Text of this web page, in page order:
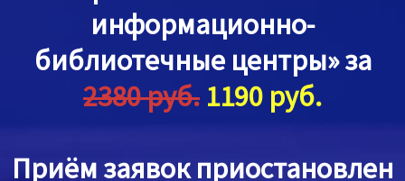
информационно-
библиотечные центры» за
2380 руб. 1190 руб.
Приём заявок приостановлен